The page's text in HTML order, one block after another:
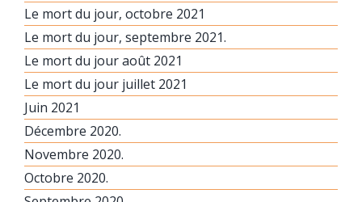
Le mort du jour, octobre 2021
Le mort du jour, septembre 2021.
Le mort du jour août 2021
Le mort du jour juillet 2021
Juin 2021
Décembre 2020.
Novembre 2020.
Octobre 2020.